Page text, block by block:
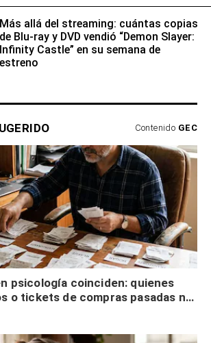
Más allá del streaming: cuántas copias
de Blu-ray y DVD vendió “Demon Slayer:
Infinity Castle” en su semana de
estreno
Contenido GEC
psicología coinciden: quienes
o tickets de compras pasadas no
sino que tienen necesidad de